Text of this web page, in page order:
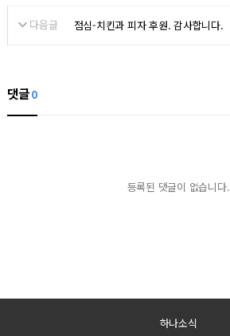
다음글 점심-치킨과 피자 후원. 감사합니다.
댓글0
등록된 댓글이 없습니다.
하나소식